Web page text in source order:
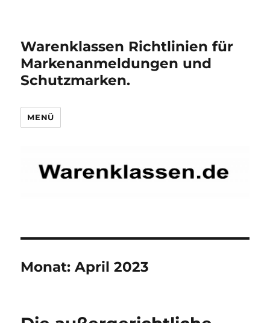
Warenklassen Richtlinien für
Markenanmeldungen und
Schutzmarken.
MENÜ
Monat:April 2023